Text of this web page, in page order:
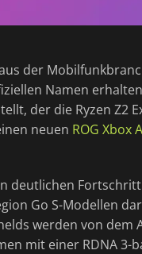
der
Namen
der die Ryzen Z2
neuen ROG Xbox
deutlichen
Go S-Modellen
werden von dem
mit einer RDNA 3-